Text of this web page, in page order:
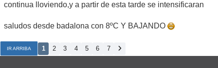
continua lloviendo,y a partir de esta tarde se intensificaran
saludos desde badalona con 8ºC Y BAJANDO
IR ARRIBA 1 2 3 4 5 6 7